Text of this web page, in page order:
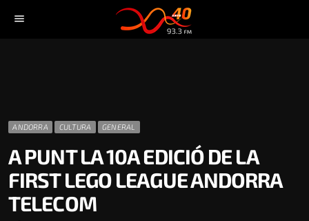
menu
ANDORRA CULTURA GENERAL
A PUNT LA 10A EDICIÓ DE LA
FIRST LEGO LEAGUE ANDORRA
TELECOM